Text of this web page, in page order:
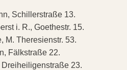
Schillerstraße 13.
i. R., Goethestr. 15.
M. Theresienstr. 53.
Fälkstraße 22.
23.